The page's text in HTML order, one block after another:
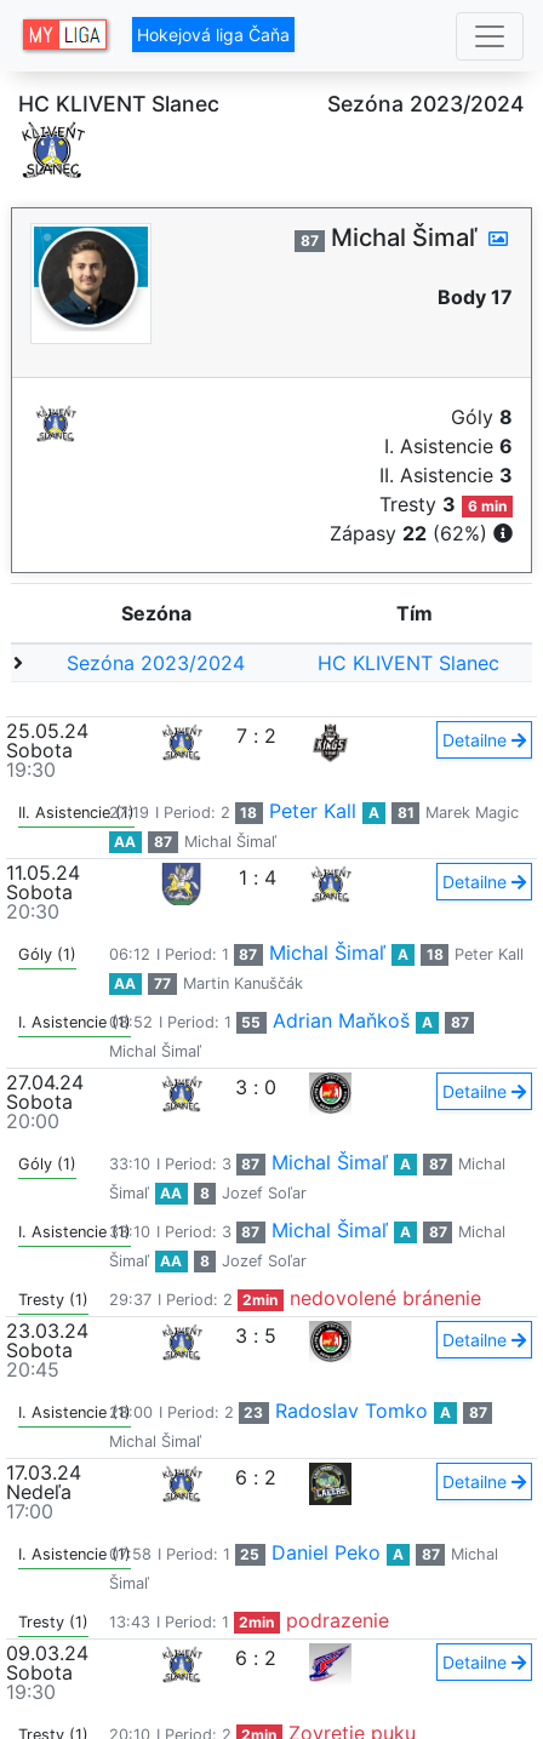
Hokejová liga Čaňa
HC KLIVENT Slanec Sezóna 2023/2024
87 Michal Šimaľ
Body 17
Góly 8
I. Asistencie 6
II. Asistencie 3
Tresty 3 6 min
Zápasy 22 (62%)
Sezóna Tím
Sezóna 2023/2024 HC KLIVENT Slanec
25.05.24
Sobota
19:30
7 : 2 Detailne
II. Asistencie (1)
27:19 I Period: 2 18 Peter Kall A 81
Marek Magic
AA
87 Michal Šimaľ
11.05.24
Sobota
20:30
1 : 4 Detailne
Góly (1) 06:12 I Period: 1 87 Michal Šimaľ A 18
Peter Kall
AA
77 Martin Kanuščák
I. Asistencie (1)08:52 I Period: 1 55 Adrian Maňkoš A
87
Michal Šimaľ
27.04.24
Sobota
20:00
3 : 0 Detailne
Góly (1) 33:10 I Period: 3 87 Michal Šimaľ A 87
Michal
Šimaľ
AA 8 Jozef Soľar
I. Asistencie (1)33:10 I Period: 3 87 Michal Šimaľ A 87
Michal
Šimaľ
AA 8 Jozef Soľar
Tresty (1) 29:37 I Period: 2 2min
nedovolené bránenie
23.03.24
Sobota
20:45
3 : 5 Detailne
I. Asistencie (1)28:00 I Period: 2 23 Radoslav Tomko A
87
Michal Šimaľ
17.03.24
Nedeľa
17:00
6 : 2 Detailne
I. Asistencie (1)07:58 I Period: 1 25 Daniel Peko A 87
Michal
Šimaľ
Tresty (1) 13:43 I Period: 1 2min
podrazenie
09.03.24
Sobota
19:30
6 : 2 Detailne
Tresty (1) 20:10 I Period: 2 2min
Zovretie puku